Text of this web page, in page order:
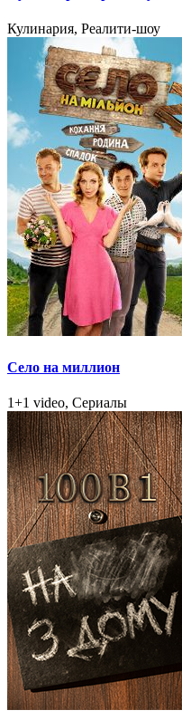
Кулинария, Реалити-шоу
Село на миллион
1+1 video, Сериалы